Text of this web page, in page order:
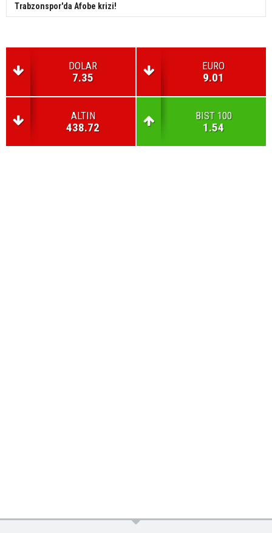
Trabzonspor'da Afobe krizi!
DOLAR
7.35
EURO
9.01
ALTIN
438.72
BIST 100
1.54